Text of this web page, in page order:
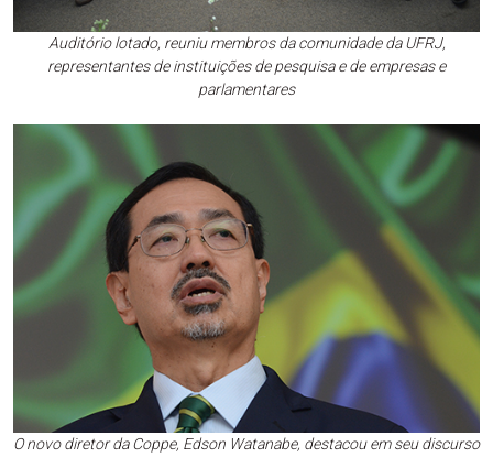
Auditório lotado, reuniu membros da comunidade da UFRJ,
representantes de instituições de pesquisa e de empresas e
parlamentares
O novo diretor da Coppe, Edson Watanabe, destacou em seu discurso